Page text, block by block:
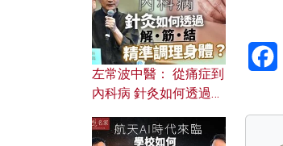
左常波中醫： 從痛症到
內科病 針灸如何透過解